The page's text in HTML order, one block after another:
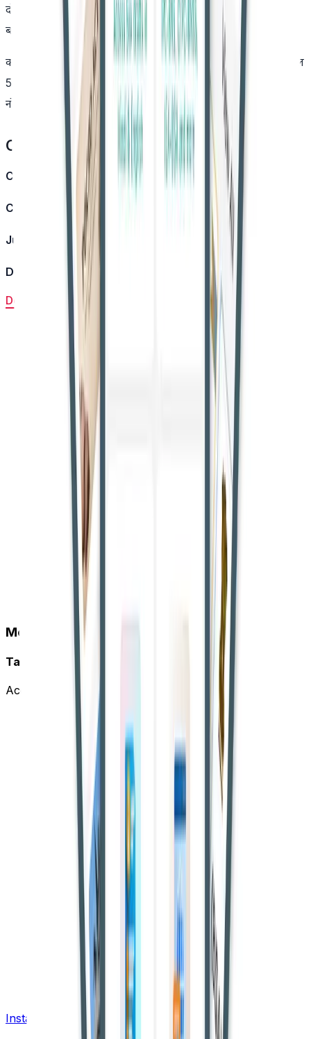
दोषसिद्धि को बरकरार रखा। हालांकि, अदालत ने सजा के प्रश्न पर नरमी
बरती।
कोर्ट ने चार साल की कठोर कारावास की सजा को रद्द करते हुए उसे केवल
500 रुपये के जुर्माने तक सीमित कर दिया। अदालत ने रिकॉर्ड में यह भी
नोट किया कि जुर्माना पहले ही जमा किया जा चुका है।
Case Details
Case Title: Reshma v. State of A.P.
Case Number: Criminal Appeal No.1154 of 2011
Judge: Justice Tirumala Devi Eada
Decision Date:
Download Judgment
Mobile App
Take CourtBook Everywhere
Access your account on the go with our mobile app.
Install App